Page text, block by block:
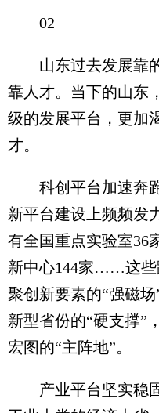
02
山东过去发展靠的
靠人才。当下的山东
级的发展平台，更加
才。
科创平台加速奔跑
新平台建设上频频发
有全国重点实验室36
新中心144家……这些
聚创新要素的“强磁
新型省份的“硬支撑”
宏图的“主阵地”。
产业平台坚实稳固